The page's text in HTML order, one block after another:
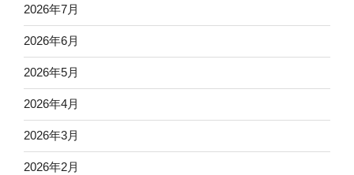
2026年7月
2026年6月
2026年5月
2026年4月
2026年3月
2026年2月